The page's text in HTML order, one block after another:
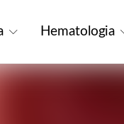
Hematologia